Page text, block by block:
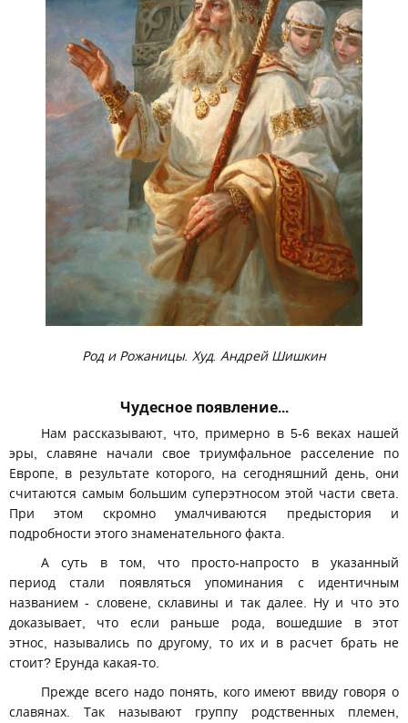
Род и Рожаницы. Худ. Андрей Шишкин
Чудесное появление...
Нам рассказывают, что, примерно в 5-6 веках нашей
эры, славяне начали свое триумфальное расселение по
Европе, в результате которого, на сегодняшний день, они
считаются самым большим суперэтносом этой части света.
При этом скромно умалчиваются предыстория и
подробности этого знаменательного факта.
А суть в том, что просто-напросто в указанный
период стали появляться упоминания с идентичным
названием - словене, склавины и так далее. Ну и что это
доказывает, что если раньше рода, вошедшие в этот
этнос, назывались по другому, то их и в расчет брать не
стоит? Ерунда какая-то.
Прежде всего надо понять, кого имеют ввиду говоря о
славянах. Так называют группу родственных племен,